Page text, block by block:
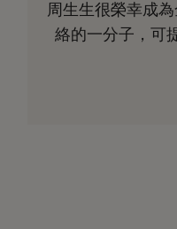
周生生很榮幸成
絡的一分子，可